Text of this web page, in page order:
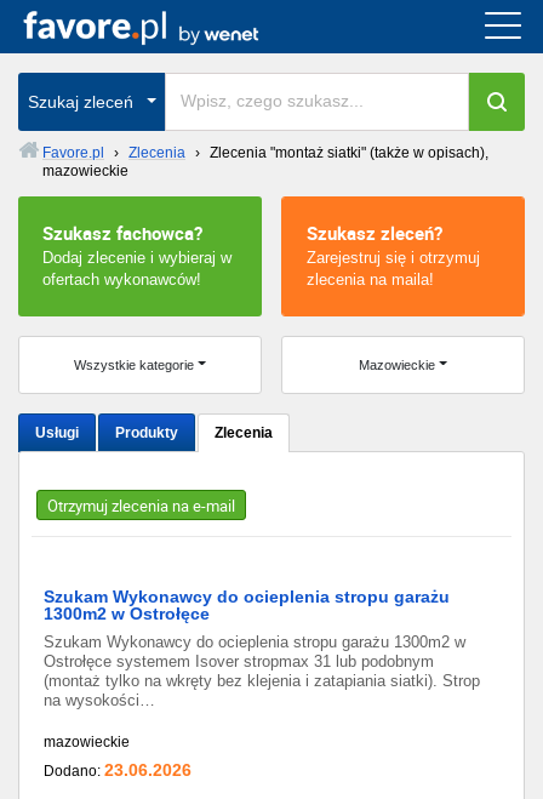
Szukaj zleceń
Favore.pl › Zlecenia › Zlecenia "montaż siatki" (także w opisach),
mazowieckie
Szukasz fachowca?
Dodaj zlecenie i wybieraj w
ofertach wykonawców!
Szukasz zleceń?
Zarejestruj się i otrzymuj
zlecenia na maila!
Wszystkie kategorie Mazowieckie
Usługi Produkty Zlecenia
Otrzymuj zlecenia na e-mail
Szukam Wykonawcy do ocieplenia stropu garażu
1300m2 w Ostrołęce
Szukam Wykonawcy do ocieplenia stropu garażu 1300m2 w
Ostrołęce systemem Isover stropmax 31 lub podobnym
(montaż tylko na wkręty bez klejenia i zatapiania siatki). Strop
na wysokości…
mazowieckie
Dodano: 23.06.2026
Cała Polska
wszystkie w całym kraju